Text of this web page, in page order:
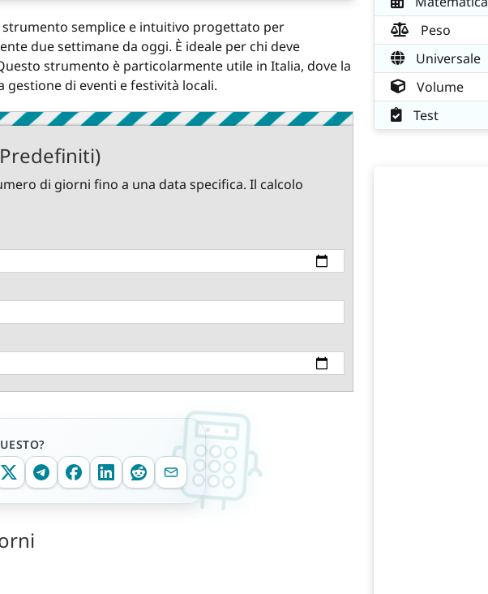
strumento semplice e intuitivo progettato per
due settimane da oggi. È ideale per chi deve
strumento è particolarmente utile in Italia, dove la
di eventi e festività locali.
di giorni fino a una data specifica. Il calcolo
Peso
Universale
Volume
Test